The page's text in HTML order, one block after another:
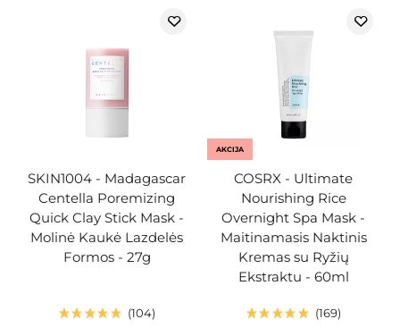
SKIN1004 - Madagascar
Centella Poremizing
Quick Clay Stick Mask -
Molinė Kaukė Lazdelės
Formos - 27g
104
AKCIJA
COSRX - Ultimate
Nourishing Rice
Overnight Spa Mask -
Maitinamasis Naktinis
Kremas su Ryžių
Ekstraktu - 60ml
169